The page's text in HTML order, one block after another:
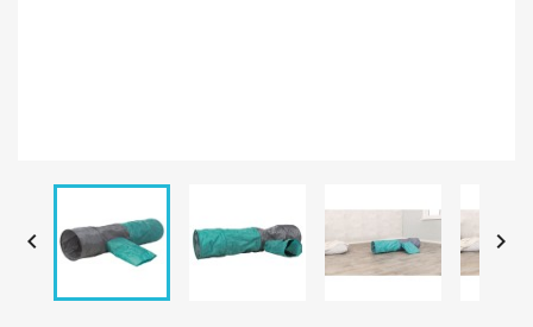
 